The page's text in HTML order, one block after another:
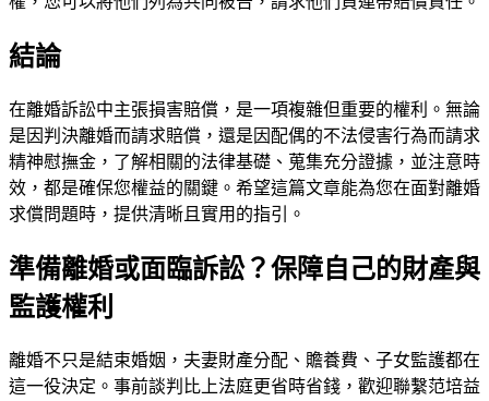
結論
在離婚訴訟中主張損害賠償，是一項複雜但重要的權利。無論
是因判決離婚而請求賠償，還是因配偶的不法侵害行為而請求
精神慰撫金，了解相關的法律基礎、蒐集充分證據，並注意時
效，都是確保您權益的關鍵。希望這篇文章能為您在面對離婚
求償問題時，提供清晰且實用的指引。
準備離婚或面臨訴訟？保障自己的財產與
監護權利
離婚不只是結束婚姻，夫妻財產分配、贍養費、子女監護都在
這一役決定。事前談判比上法庭更省時省錢，歡迎聯繫范培益